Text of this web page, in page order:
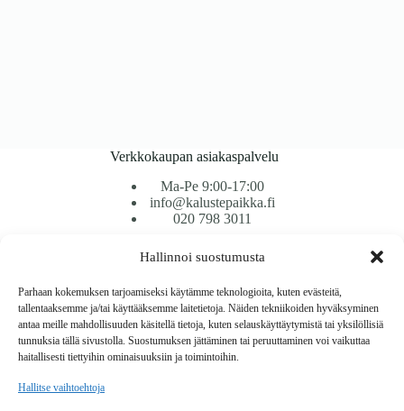
Hallinnoi suostumusta
Parhaan kokemuksen tarjoamiseksi käytämme teknologioita, kuten evästeitä,
tallentaaksemme ja/tai käyttääksemme laitetietoja. Näiden tekniikoiden hyväksyminen
antaa meille mahdollisuuden käsitellä tietoja, kuten selauskäyttäytymistä tai yksilöllisiä
tunnuksia tällä sivustolla. Suostumuksen jättäminen tai peruuttaminen voi vaikuttaa
haitallisesti tiettyihin ominaisuuksiin ja toimintoihin.
Hallitse vaihtoehtoja
Verkkokaupan asiakaspalvelu
Ma-Pe 9:00-17:00
info@kalustepaikka.fi
020 798 3011
Tavarantoimitus / Maksutavat
Toimitustavat
Maksutavat
Vaihto ja palautus
Reklamaatiot